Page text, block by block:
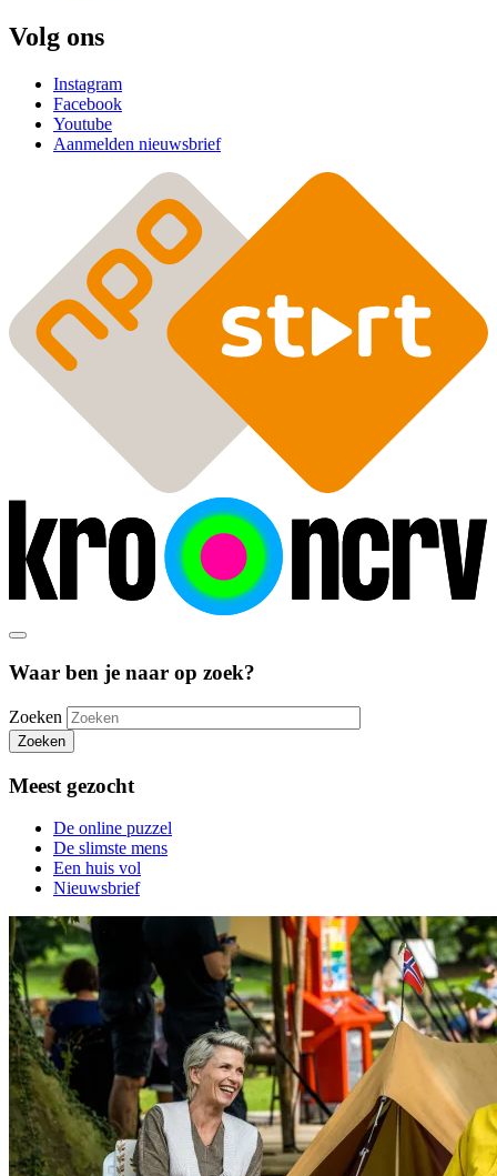
Volg ons
Instagram
Facebook
Youtube
Aanmelden nieuwsbrief
Waar ben je naar op zoek?
Zoeken
Zoeken
Meest gezocht
De online puzzel
De slimste mens
Een huis vol
Nieuwsbrief